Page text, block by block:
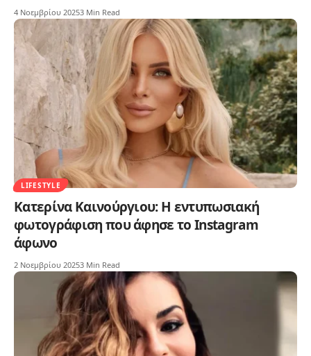
4 Νοεμβρίου 20253 Min Read
LIFESTYLE
Κατερίνα Καινούργιου: Η εντυπωσιακή
φωτογράφιση που άφησε το Instagram
άφωνο
2 Νοεμβρίου 20253 Min Read